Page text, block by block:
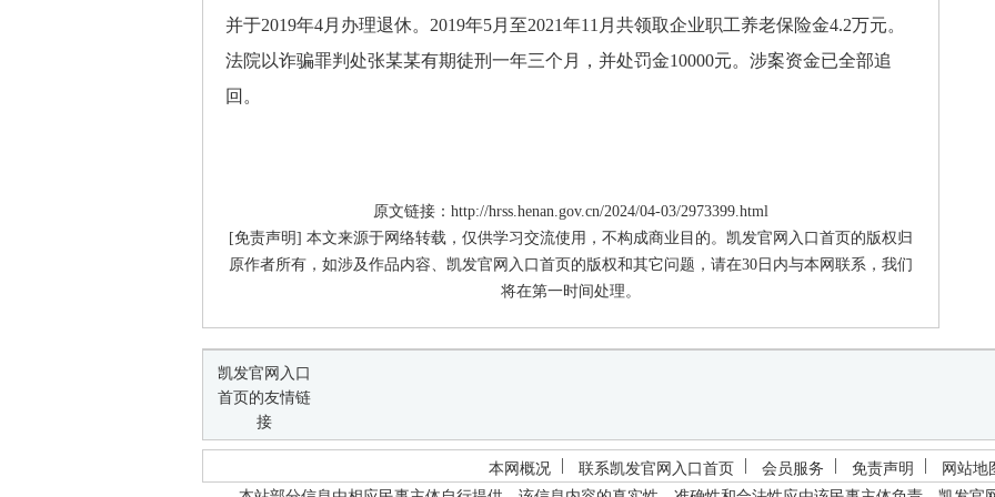
并于2019年4月办理退休。2019年5月至2021年11月共领取企业职工养老保险金4.2万元。
法院以诈骗罪判处张某某有期徒刑一年三个月，并处罚金10000元。涉案资金已全部追
回。
原文链接：http://hrss.henan.gov.cn/2024/04-03/2973399.html
[免责声明] 本文来源于网络转载，仅供学习交流使用，不构成商业目的。凯发官网入口首页的版权归
原作者所有，如涉及作品内容、凯发官网入口首页的版权和其它问题，请在30日内与本网联系，我们
将在第一时间处理。
凯发官网入口
首页的友情链
接
本网概况 联系凯发官网入口首页 会员服务 免责声明
网站地